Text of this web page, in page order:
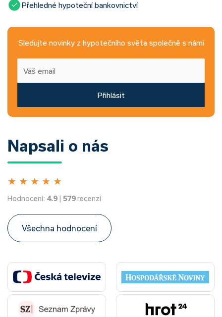
Přehledné hypoteční bankovnictví
Sledujte novinky z hypotečního světa společně s námi
Přihlásit
Napsali o nás
★ ★ ★ ★ ★
Hodnocení: 4.9 | 579recenzí
Všechna hodnocení